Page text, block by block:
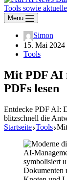
Menu
Simon
15. Mai 2024
Tools
Mit PDF AI
PDFs lesen
Entdecke PDF AI:
blitzschnell die
Startseite Tools